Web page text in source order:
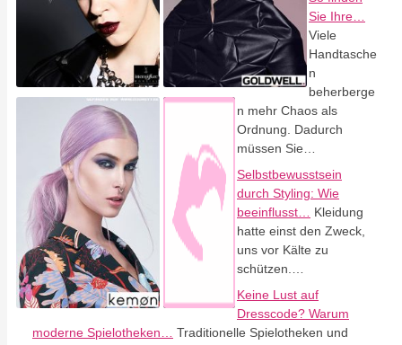
Sie Ihre…
Viele
Handtasche
n
beherberge
n mehr Chaos als
Ordnung. Dadurch
müssen Sie…
Selbstbewusstsein
durch Styling: Wie
beeinflusst…
Kleidung
hatte einst den Zweck,
uns vor Kälte zu
schützen.…
Keine Lust auf
Dresscode? Warum
moderne Spielotheken…
Traditionelle Spielotheken und